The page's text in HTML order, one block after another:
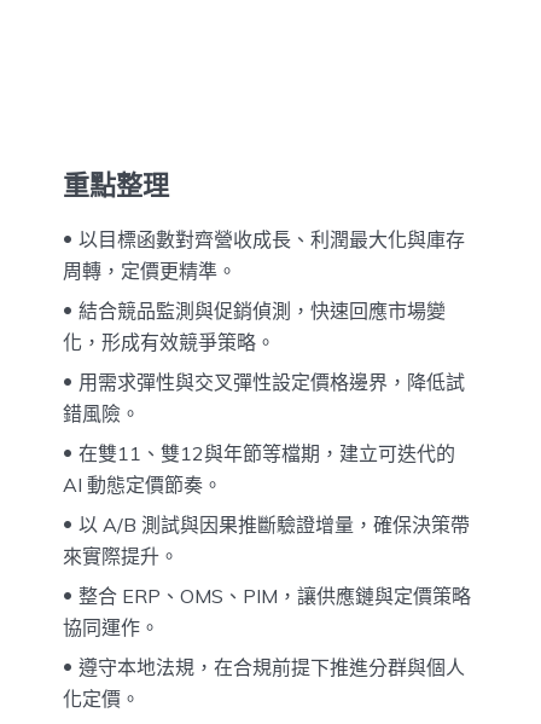
重點整理
以目標函數對齊營收成長、利潤最大化與庫存
周轉，定價更精準。
結合競品監測與促銷偵測，快速回應市場變
化，形成有效競爭策略。
用需求彈性與交叉彈性設定價格邊界，降低試
錯風險。
在雙11、雙12與年節等檔期，建立可迭代的
AI 動態定價節奏。
以 A/B 測試與因果推斷驗證增量，確保決策帶
來實際提升。
整合 ERP、OMS、PIM，讓供應鏈與定價策略
協同運作。
遵守本地法規，在合規前提下推進分群與個人
化定價。